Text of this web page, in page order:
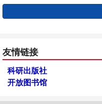
友情链接
科研出版社
开放图书馆